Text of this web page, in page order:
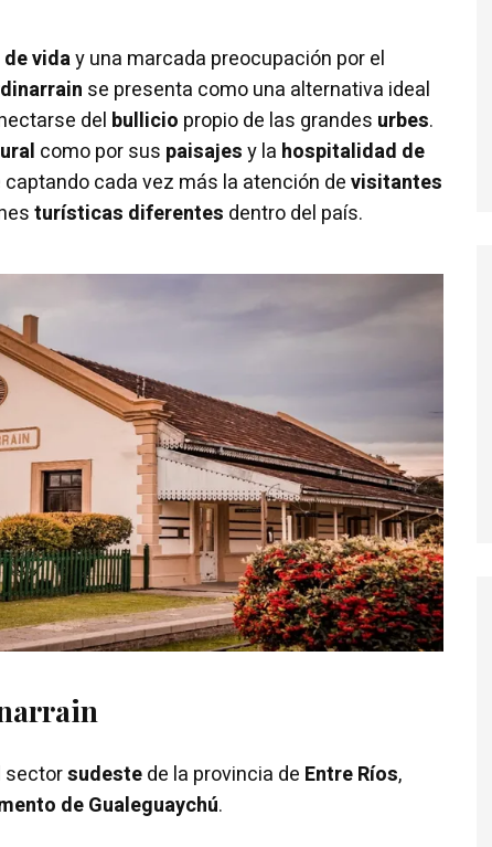
viday una marcada preocupación por el
se presenta como una alternativa ideal
del bullicio propio de las grandes urbes.
como por sus paisajesy la hospitalidad de
cada vez más la atención devisitantes
turísticas diferentes dentro del país.
sectorsudestede la provincia de Entre Ríos,
de Gualeguaychú.